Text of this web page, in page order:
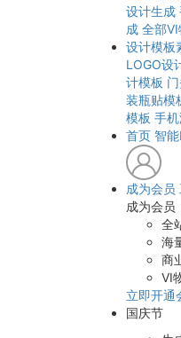
设计生成
成 全部
设计模板
LOGO设
计模板
装瓶贴模
模板 手
首页 智
成为会员
成为会员
全
海
商
VI
立即开通
国庆节